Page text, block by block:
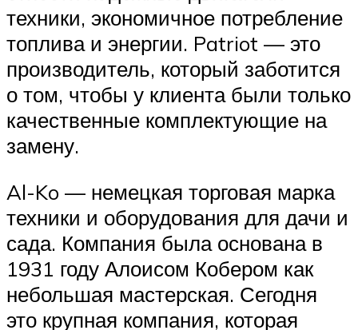
техники, экономичное потребление
топлива и энергии. Patriot — это
производитель, который заботится
о том, чтобы у клиента были только
качественные комплектующие на
замену.
Al-Ko — немецкая торговая марка
техники и оборудования для дачи и
сада. Компания была основана в
1931 году Алоисом Кобером как
небольшая мастерская. Сегодня
это крупная компания, которая